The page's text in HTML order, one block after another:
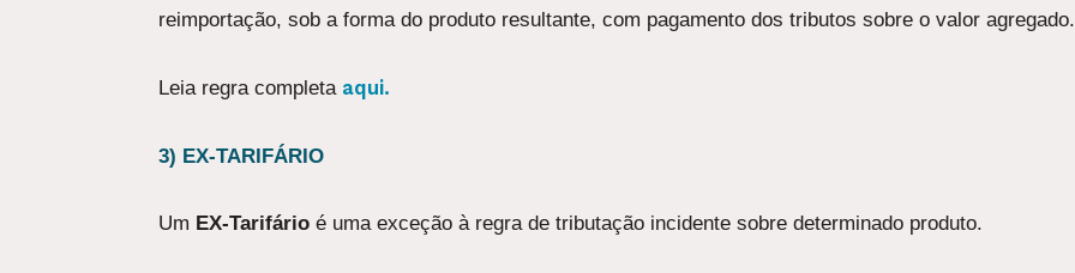
reimportação, sob a forma do produto resultante, com pagamento dos tributos sobre o valor agregado.
Leia regra completa aqui.
3) EX-TARIFÁRIO
Um EX-Tarifário é uma exceção à regra de tributação incidente sobre determinado produto.